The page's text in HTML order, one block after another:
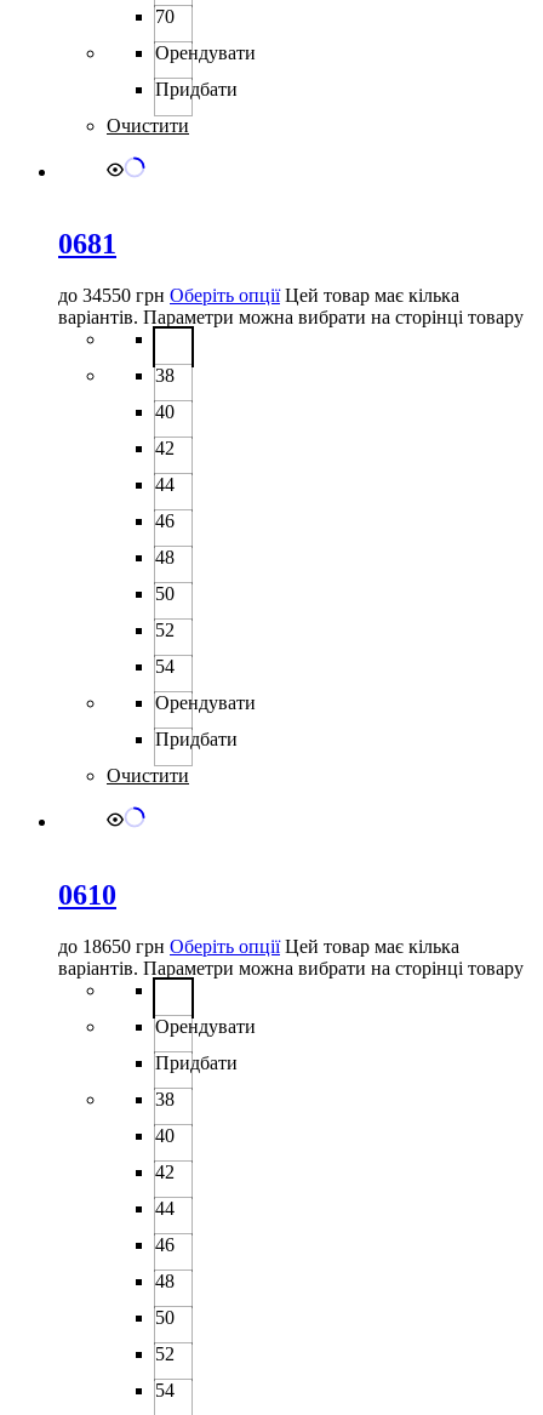
70
Орендувати
Придбати
Очистити
0681
до 34550 грн Оберіть опції Цей товар має кілька
варіантів. Параметри можна вибрати на сторінці товару
38
40
42
44
46
48
50
52
54
Орендувати
Придбати
Очистити
0610
до 18650 грн Оберіть опції Цей товар має кілька
варіантів. Параметри можна вибрати на сторінці товару
Орендувати
Придбати
38
40
42
44
46
48
50
52
54